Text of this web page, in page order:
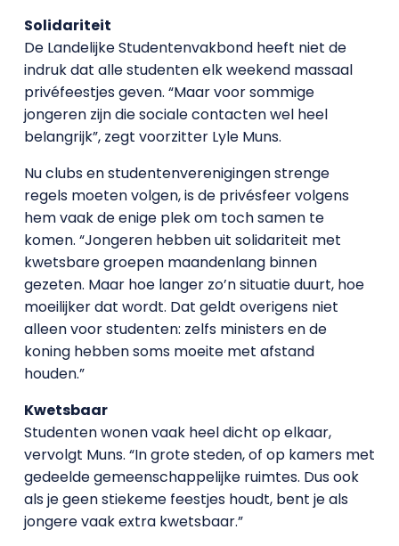
Solidariteit
De Landelijke Studentenvakbond heeft niet de
indruk dat alle studenten elk weekend massaal
privéfeestjes geven. “Maar voor sommige
jongeren zijn die sociale contacten wel heel
belangrijk”, zegt voorzitter Lyle Muns.
Nu clubs en studentenverenigingen strenge
regels moeten volgen, is de privésfeer volgens
hem vaak de enige plek om toch samen te
komen. “Jongeren hebben uit solidariteit met
kwetsbare groepen maandenlang binnen
gezeten. Maar hoe langer zo’n situatie duurt, hoe
moeilijker dat wordt. Dat geldt overigens niet
alleen voor studenten: zelfs ministers en de
koning hebben soms moeite met afstand
houden.”
Kwetsbaar
Studenten wonen vaak heel dicht op elkaar,
vervolgt Muns. “In grote steden, of op kamers met
gedeelde gemeenschappelijke ruimtes. Dus ook
als je geen stiekeme feestjes houdt, bent je als
jongere vaak extra kwetsbaar.”